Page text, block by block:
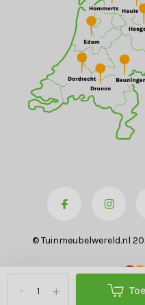
+
-
© Tuinmeubelwereld.nl